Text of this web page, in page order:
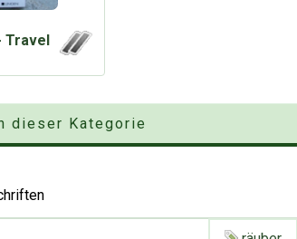
Travel
dieser Kategorie